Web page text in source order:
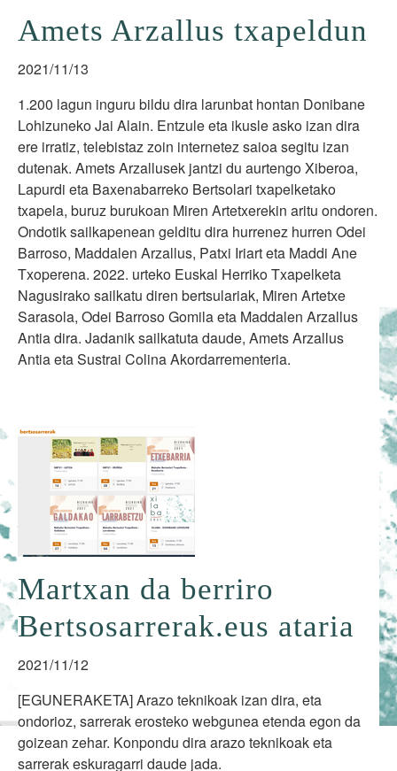
Amets Arzallus txapeldun
2021/11/13
1.200 lagun inguru bildu dira larunbat hontan Donibane
Lohizuneko Jai Alain. Entzule eta ikusle asko izan dira
ere irratiz, telebistaz zoin internetez saioa segitu izan
dutenak. Amets Arzallusek jantzi du aurtengo Xiberoa,
Lapurdi eta Baxenabarreko Bertsolari txapelketako
txapela, buruz burukoan Miren Artetxerekin aritu ondoren.
Ondotik sailkapenean gelditu dira hurrenez hurren Odei
Barroso, Maddalen Arzallus, Patxi Iriart eta Maddi Ane
Txoperena. 2022. urteko Euskal Herriko Txapelketa
Nagusirako sailkatu diren bertsulariak, Miren Artetxe
Sarasola, Odei Barroso Gomila eta Maddalen Arzallus
Antia dira. Jadanik sailkatuta daude, Amets Arzallus
Antia eta Sustrai Colina Akordarrementeria.
Martxan da berriro
Bertsosarrerak.eus ataria
2021/11/12
[EGUNERAKETA] Arazo teknikoak izan dira, eta
ondorioz, sarrerak erosteko webgunea etenda egon da
goizean zehar. Konpondu dira arazo teknikoak eta
sarrerak eskuragarri daude jada.